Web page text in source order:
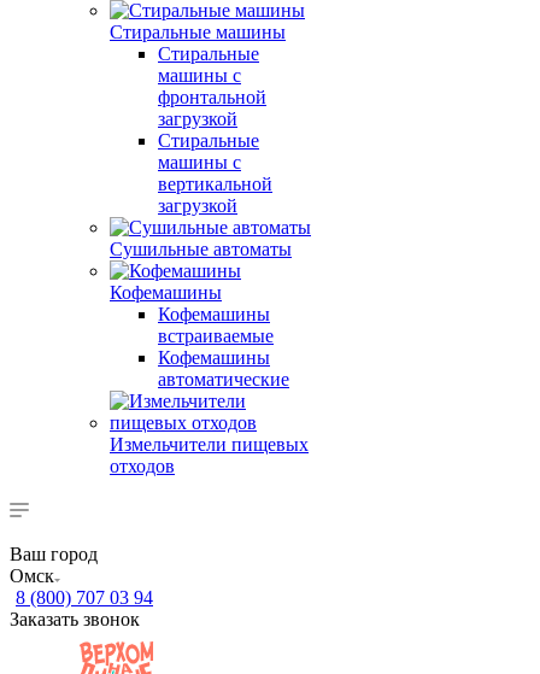
Стиральные машины
Стиральные
машины с
фронтальной
загрузкой
Стиральные
машины с
вертикальной
загрузкой
Сушильные автоматы
Кофемашины
Кофемашины
встраиваемые
Кофемашины
автоматические
Измельчители пищевых
отходов
Ваш город
Омск
8 (800) 707 03 94
Заказать звонок